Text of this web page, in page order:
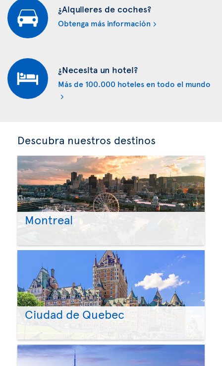
¿Alquileres de coches?
Obtenga más información
¿Necesita un hotel?
Más de 100.000 hoteles en todo el mundo
Descubra nuestros destinos
Montreal
Ciudad de Quebec